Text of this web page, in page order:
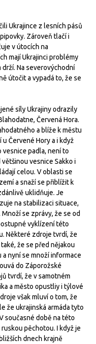
Ukrajince z lesních pásů
Zároveň tlačí i
v útocích na
mají Ukrajinci problémy
Na severovýchodní
útočit a vypadá to, že se
síly Ukrajiny odrazily
Červená Hora.
a blíže k městu
Červené Hory a i když
padla, není to
vesnice Sakko i
celou. V oblasti se
a snaží se přiblížit k
uklidňuje. Je
na stabilizaci situace,
se zprávy, že se od
vyklízení této
Některé zdroje tvrdí, že
že se před nějakou
nyní se množí informace
do Záporožské
tvrdí, že v samotném
a město opustliy i týlové
však mluví o tom, že
že ukrajinská armáda tyto
současné době na této
pěchotou. I když je
dnech krajně